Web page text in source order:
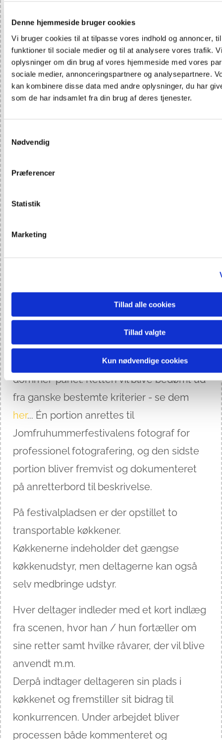
Denne hjemmeside bruger cookies
Vi bruger cookies til at tilpasse vores indhold og annoncer,
funktioner til sociale medier og til at analysere vores trafik.
oplysninger om din brug af vores hjemmeside med vores
sociale medier, annonceringspartnere og analysepartnere.
kan kombinere disse data med andre oplysninger, du har
som de har indsamlet fra din brug af deres tjenester.
Nødvendig
Præferencer
Statistik
Marketing
Tillad alle cookies
Tillad valgte
Kun nødvendige cookies
Konkurrencen om
Den gyldne
Jomfruhummerklo
Konkurrencen er individuel og ideen er, at
konkurrencen vælges fortrinsvis ud fra en
Læsø råvare-liste, og der lægges vægt på,
Retten fremstilles i syv portioner, hvoraf
de fire bliver serveret for et professionelt
dommer-panel. Retten vil blive bedømt ud
fra ganske bestemte kriterier - se dem
her... Én portion anrettes til
Jomfruhummerfestivalens fotograf for
professionel fotografering, og den sidste
portion bliver fremvist og dokumenteret
på anretterbord til beskrivelse.
På festivalpladsen er der opstillet to
transportable køkkener.
Køkkenerne indeholder det gængse
køkkenudstyr, men deltagerne kan også
selv medbringe udstyr.
Hver deltager indleder med et kort indlæg
fra scenen, hvor han / hun fortæller om
sine retter samt hvilke råvarer, der vil blive
anvendt m.m.
Derpå indtager deltageren sin plads i
køkkenet og fremstiller sit bidrag til
konkurrencen. Under arbejdet bliver
processen både kommenteret og